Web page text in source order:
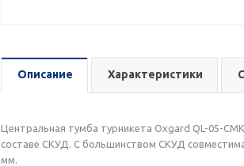
Описание Характеристики
Центральная тумба турникета Oxgard QL-05-
составе СКУД. С большинством СКУД
мм.